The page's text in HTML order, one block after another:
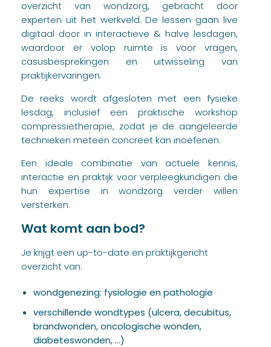
overzicht van wondzorg, gebracht door
experten uit het werkveld. De lessen gaan live
digitaal door in interactieve & halve lesdagen,
waardoor er volop ruimte is voor vragen,
casusbesprekingen en uitwisseling van
praktijkervaringen.
De reeks wordt afgesloten met een fysieke
lesdag, inclusief een praktische workshop
compressietherapie, zodat je de aangeleerde
technieken meteen concreet kan inoefenen.
Een ideale combinatie van actuele kennis,
interactie en praktijk voor verpleegkundigen die
hun expertise in wondzorg verder willen
versterken.
Wat komt aan bod?
Je krijgt een up-to-date en praktijkgericht
overzicht van:
wondgenezing: fysiologie en pathologie
verschillende wondtypes (ulcera, decubitus,
brandwonden, oncologische wonden,
diabeteswonden, …)